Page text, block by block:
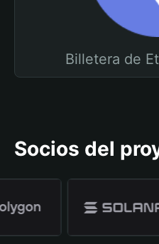
Billetera de
Socios del